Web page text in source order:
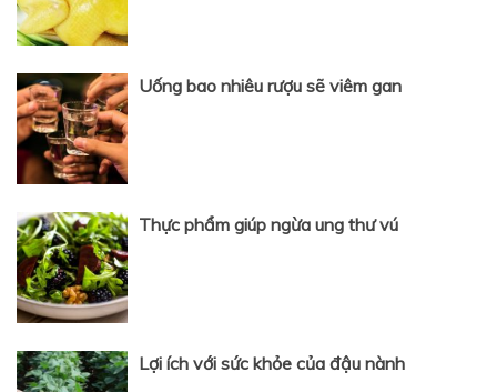
Uống bao nhiêu rượu sẽ viêm gan
Thực phẩm giúp ngừa ung thư vú
Lợi ích với sức khỏe của đậu nành